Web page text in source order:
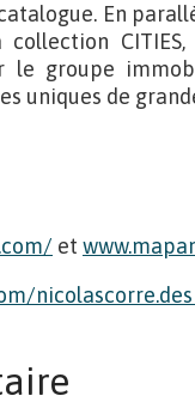
En
le groupe
uniques de
et